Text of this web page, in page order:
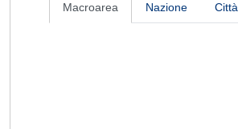
Macroarea Nazione Città